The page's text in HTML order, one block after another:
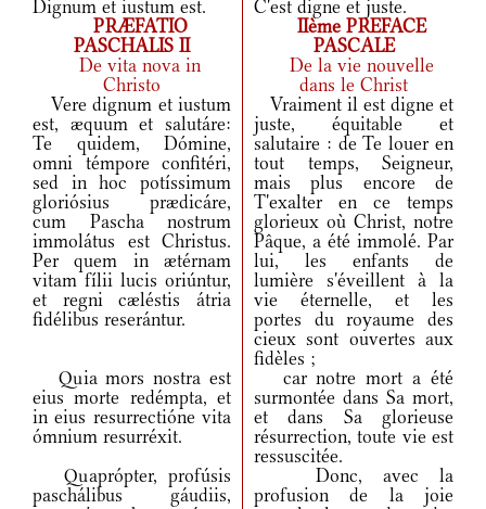
Dignum et iustum est.
C'est digne et juste.
PRÆFATIO
PASCHALIS II
IIème PREFACE
PASCALE
De vita nova in
Christo
De la vie nouvelle
dans le Christ
Vere dignum et iustum
est, æquum et salutáre:
Te quidem, Dómine,
omni témpore confitéri,
sed in hoc potíssimum
gloriósius prædicáre,
cum Pascha nostrum
immolátus est Christus.
Per quem in ætérnam
vitam fílii lucis oriúntur,
et regni cæléstis átria
fidélibus reserántur.
Vraiment il est digne et
juste, équitable et
salutaire : de Te louer en
tout temps, Seigneur,
mais plus encore de
T'exalter en ce temps
glorieux où Christ, notre
Pâque, a été immolé. Par
lui, les enfants de
lumière s'éveillent à la
vie éternelle, et les
portes du royaume des
cieux sont ouvertes aux
fidèles ;
Quia mors nostra est
eius morte redémpta, et
in eius resurrectióne vita
ómnium resurréxit.
car notre mort a été
surmontée dans Sa mort,
et dans Sa glorieuse
résurrection, toute vie est
ressuscitée.
Quaprópter, profúsis
paschálibus gáudiis,
Donc, avec la
profusion de la joie